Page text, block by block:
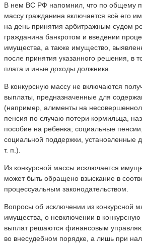
В нем ВС РФ напомнил, что по общему
массу гражданина включается всё его
на день принятия арбитражным судом
гражданина банкротом и введении
имущества, а также имущество,
после принятия указанного решения, в
плата и иные доходы должника.
В конкурсную массу не включаются
выплаты, предназначенные для
(например, алименты на
пенсия по случаю потери кормильца,
пособие на ребенка; социальные
социальной поддержки, установленные
т. п.).
Из конкурсной массы исключается
может быть обращено взыскание в
процессуальным законодательством.
Вопросы об исключении из конкурсной
имущества, о невключении в
выплат решаются финансовым
во внесудебном порядке, а лишь при